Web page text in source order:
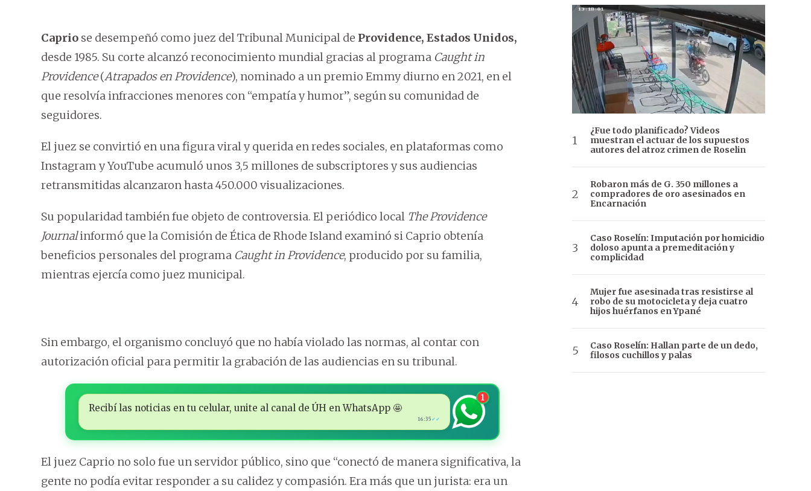
Caprio se desempeñó como juez del Tribunal Municipal de Providence, Estados Unidos,
desde 1985. Su corte alcanzó reconocimiento mundial gracias al programa Caught in
Providence(Atrapados en Providence), nominado a un premio Emmy diurno en 2021, en el
que resolvía infracciones menores con “empatía y humor”, según su comunidad de
seguidores.
El juez se convirtió en una figura viral y querida en redes sociales, en plataformas como
Instagram y YouTube acumuló unos 3,5 millones de subscriptores y sus audiencias
retransmitidas alcanzaron hasta 450.000 visualizaciones.
Su popularidad también fue objeto de controversia. El periódico local The Providence
Journalinformó que la Comisión de Ética de Rhode Island examinó si Caprio obtenía
beneficios personales del programa Caught in Providence, producido por su familia,
mientras ejercía como juez municipal.
Sin embargo, el organismo concluyó que no había violado las normas, al contar con
autorización oficial para permitir la grabación de las audiencias en su tribunal.
Recibí las noticias en tu celular, unite al canal de ÚH en WhatsApp 🤩
16:35 ✓✓
1
El juez Caprio no solo fue un servidor público, sino que “conectó de manera significativa, la
gente no podía evitar responder a su calidez y compasión. Era más que un jurista: era un
¿Fue todo planificado? Videos
muestran el actuar de los supuestos
autores del atroz crimen de Roselin
Robaron más de G. 350 millones a
compradores de oro asesinados en
Encarnación
Caso Roselín: Imputación por homicidio
doloso apunta a premeditación y
complicidad
Mujer fue asesinada tras resistirse al
robo de su motocicleta y deja cuatro
hijos huérfanos en Ypané
Caso Roselín: Hallan parte de un dedo,
filosos cuchillos y palas